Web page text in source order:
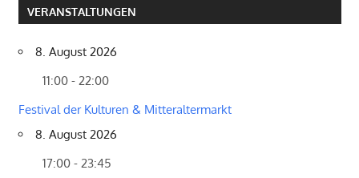
VERANSTALTUNGEN
8. August 2026
11:00 - 22:00
Festival der Kulturen & Mitteraltermarkt
8. August 2026
17:00 - 23:45